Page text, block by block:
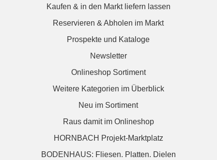
Kaufen & in den Markt liefern lassen
Reservieren & Abholen im Markt
Prospekte und Kataloge
Newsletter
Onlineshop Sortiment
Weitere Kategorien im Überblick
Neu im Sortiment
Raus damit im Onlineshop
HORNBACH Projekt-Marktplatz
BODENHAUS: Fliesen. Platten. Dielen